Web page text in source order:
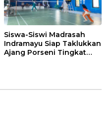
Siswa-Siswi Madrasah
Indramayu Siap Taklukkan
Ajang Porseni Tingkat